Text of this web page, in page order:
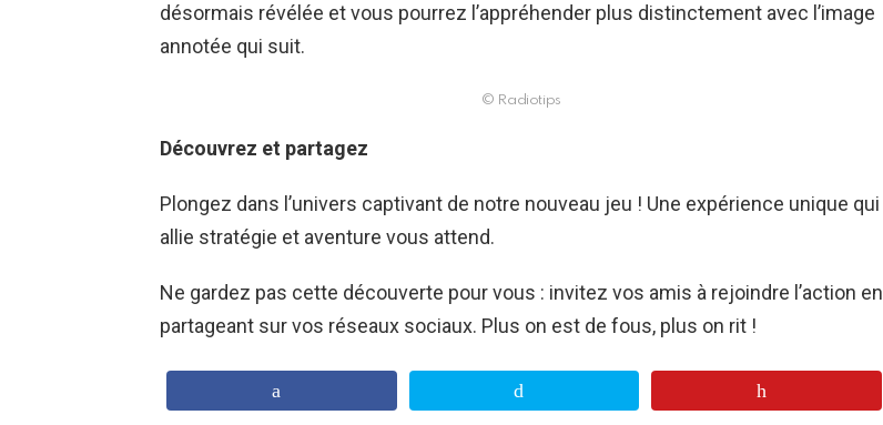
désormais révélée et vous pourrez l’appréhender plus distinctement avec l’image
annotée qui suit.
© Radiotips
Découvrez et partagez
Plongez dans l’univers captivant de notre nouveau jeu ! Une expérience unique qui
allie stratégie et aventure vous attend.
Ne gardez pas cette découverte pour vous : invitez vos amis à rejoindre l’action en
partageant sur vos réseaux sociaux. Plus on est de fous, plus on rit !